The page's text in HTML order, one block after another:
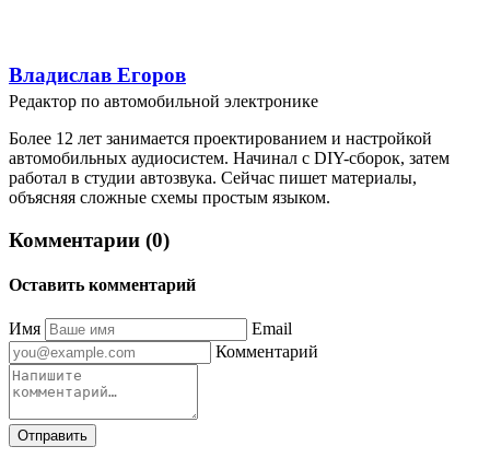
Владислав Егоров
Редактор по автомобильной электронике
Более 12 лет занимается проектированием и настройкой
автомобильных аудиосистем. Начинал с DIY-сборок, затем
работал в студии автозвука. Сейчас пишет материалы,
объясняя сложные схемы простым языком.
Комментарии (0)
Оставить комментарий
Имя
Email
Комментарий
Отправить